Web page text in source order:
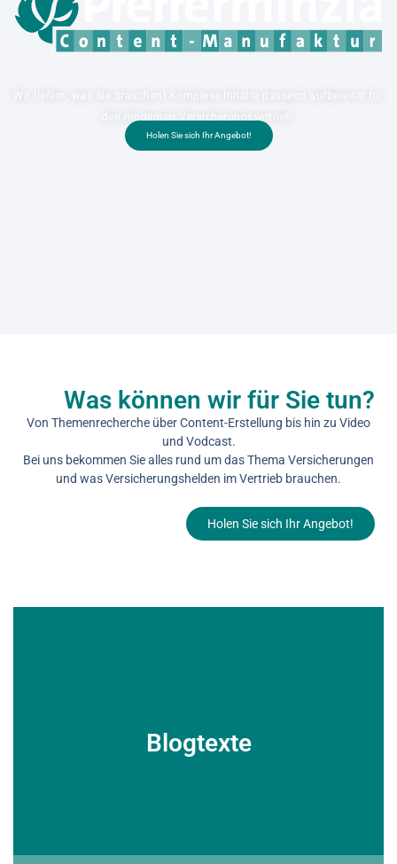
Wir liefern, was Sie brauchen! Komplexe Inhalte passend aufbereitet für
den modernen Versicherungsvertrieb.
Holen Sie sich Ihr Angebot!
Was können wir für Sie tun?
Von Themenrecherche über Content-Erstellung bis hin zu Video
und Vodcast.
Bei uns bekommen Sie alles rund um das Thema Versicherungen
und was Versicherungshelden im Vertrieb brauchen.
Holen Sie sich Ihr Angebot!
Blogtexte